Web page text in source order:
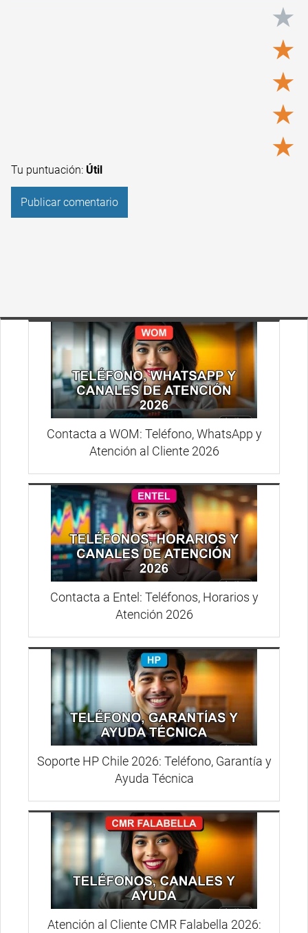
★
★
★
★
★
Tu puntuación: Útil
Contacta a WOM: Teléfono, WhatsApp y
Atención al Cliente 2026
Contacta a Entel: Teléfonos, Horarios y
Atención 2026
Soporte HP Chile 2026: Teléfono, Garantía y
Ayuda Técnica
Atención al Cliente CMR Falabella 2026: